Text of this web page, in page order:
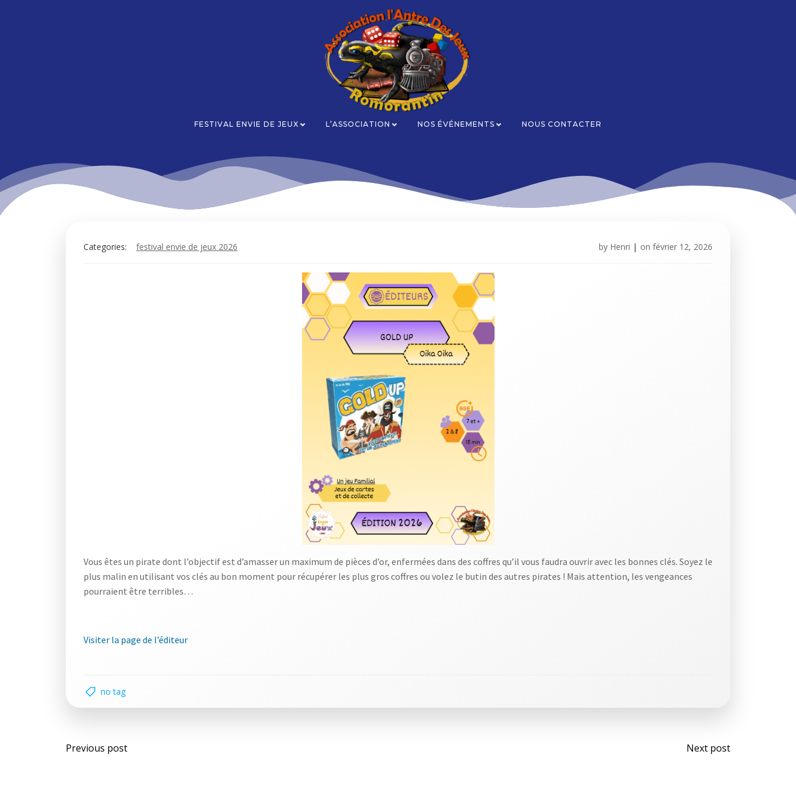
FESTIVAL ENVIE DE JEUX L’ASSOCIATION NOS ÉVÉNEMENTS NOUS CONTACTER
Categories: festival envie de jeux 2026 by Henri | on février 12, 2026
Vous êtes un pirate dont l’objectif est d’amasser un maximum de pièces d’or, enfermées dans des coffres qu’il vous faudra ouvrir avec les bonnes clés. Soyez le
plus malin en utilisant vos clés au bon moment pour récupérer les plus gros coffres ou volez le butin des autres pirates ! Mais attention, les vengeances
pourraient être terribles…
Visiter la page de l’éditeur
no tag
Post
Previous post
Post
Next post